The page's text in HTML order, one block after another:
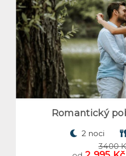
Romantický
2 noci
3400